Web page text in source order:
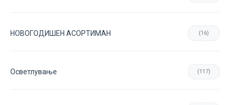
НОВОГОДИШЕН АСОРТИМАН (16)
Осветлување (117)